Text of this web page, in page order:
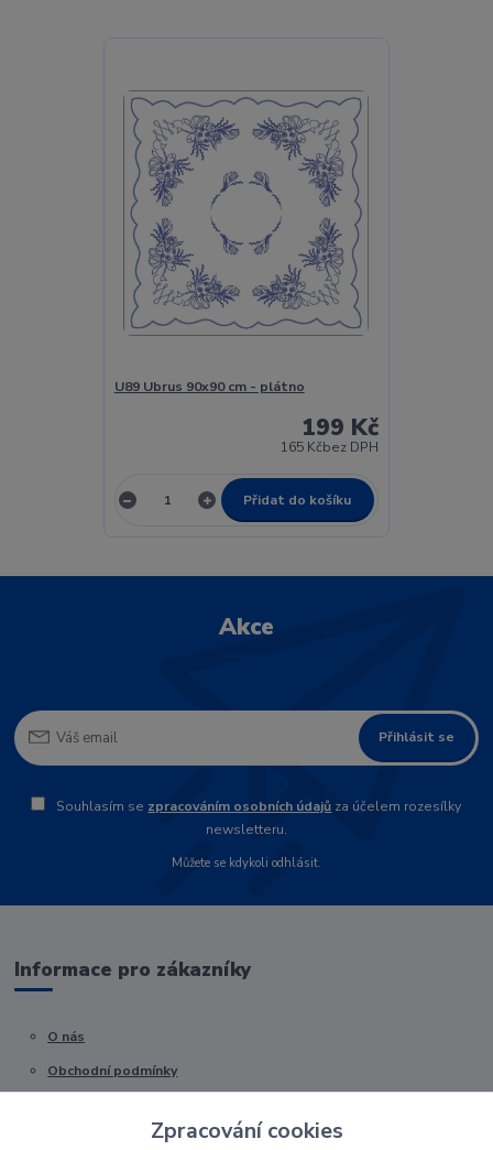
U89 Ubrus 90x90 cm - plátno
199 Kč
165 Kčbez DPH
Přidat do košíku
Akce
Přihlásit se
Souhlasím se zpracováním osobních údajů za účelem rozesílky
newsletteru.
Můžete se kdykoli odhlásit.
Informace pro zákazníky
O nás
Obchodní podmínky
Zpracování cookies